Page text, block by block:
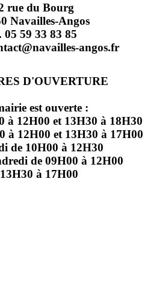
rue du Bourg
Navailles-Angos
05 59 33 83 85
angos.fr
D'OUVERTURE
est ouverte :
à 12H00 et 13H30 à 18H30
à 12H00 et 13H30 à 17H00
de 10H00 à 12H30
de 09H00 à 12H00
à 17H00